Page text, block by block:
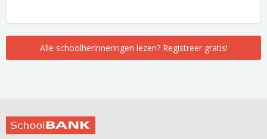
Alle schoolherinneringen lezen? Registreer gratis!